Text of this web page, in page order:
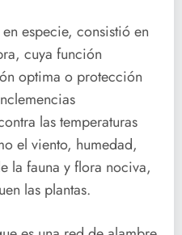
especie, consistió en
cuya función
optima o protección
las temperaturas
el viento, humedad,
la fauna y flora nociva,
las plantas.